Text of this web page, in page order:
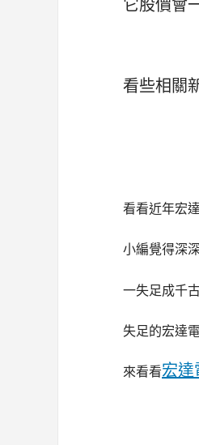
看些相關
看看近年宏
小編覺得深
一失足成千
失足的宏達
來看看宏達